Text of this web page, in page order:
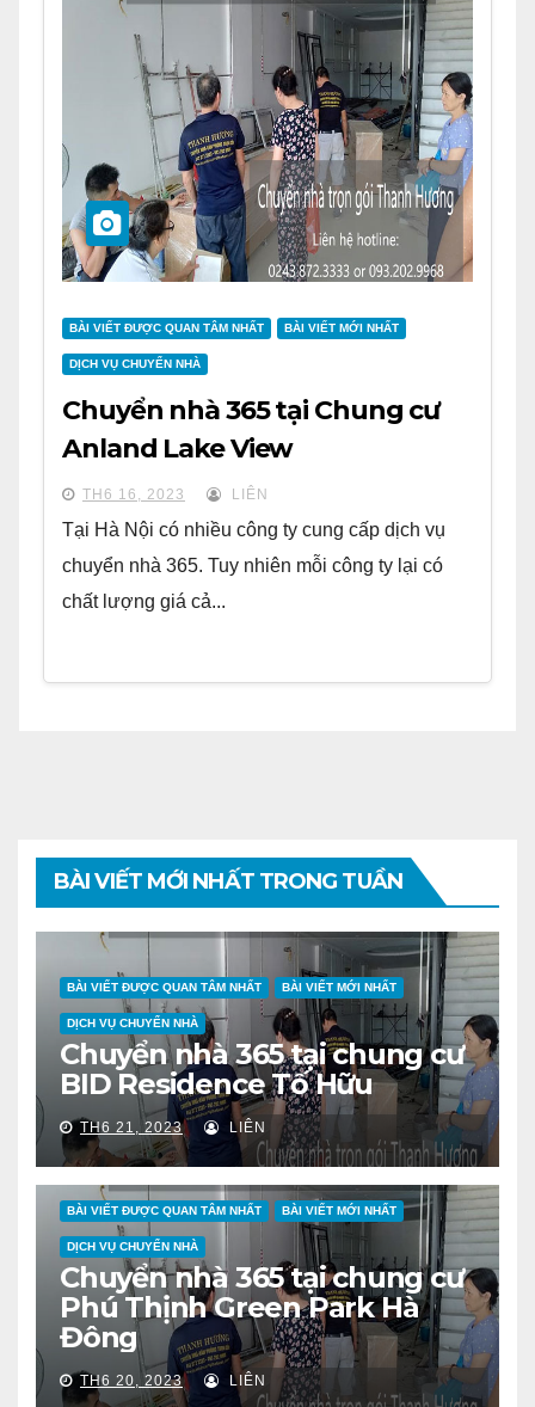
BÀI VIẾT ĐƯỢC QUAN TÂM NHẤT BÀI VIẾT MỚI NHẤT
DỊCH VỤ CHUYỂN NHÀ
Chuyển nhà 365 tại Chung cư
Anland Lake View
TH6 16, 2023 LIÊN
Tại Hà Nội có nhiều công ty cung cấp dịch vụ
chuyển nhà 365. Tuy nhiên mỗi công ty lại có
chất lượng giá cả...
BÀI VIẾT MỚI NHẤT TRONG TUẦN
BÀI VIẾT ĐƯỢC QUAN TÂM NHẤT BÀI VIẾT MỚI NHẤT
DỊCH VỤ CHUYỂN NHÀ
Chuyển nhà 365 tại chung cư
BID Residence Tố Hữu
TH6 21, 2023 LIÊN
BÀI VIẾT ĐƯỢC QUAN TÂM NHẤT BÀI VIẾT MỚI NHẤT
DỊCH VỤ CHUYỂN NHÀ
Chuyển nhà 365 tại chung cư
Phú Thịnh Green Park Hà
Đông
TH6 20, 2023 LIÊN